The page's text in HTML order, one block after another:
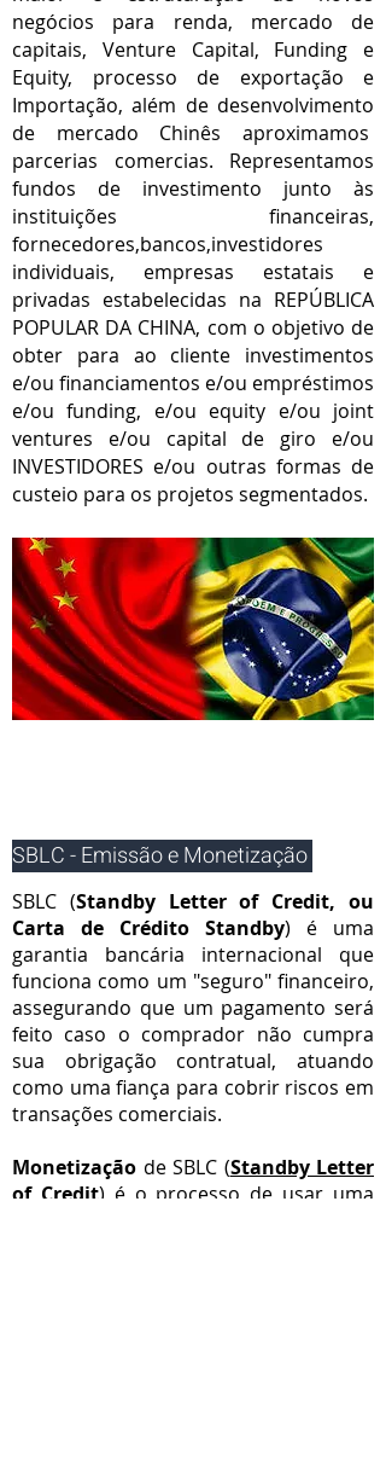
negócios para renda, mercado de
capitais, Venture Capital, Funding e
Equity, processo de exportação e
Importação, além de desenvolvimento
de mercado Chinês aproximamos
parcerias comercias. Representamos
fundos de investimento junto às
instituições financeiras,
fornecedores,bancos,investidores
individuais, empresas estatais e
privadas estabelecidas na REPÚBLICA
POPULAR DA CHINA, com o objetivo de
obter para ao cliente investimentos
e/ou financiamentos e/ou empréstimos
e/ou funding, e/ou equity e/ou joint
ventures e/ou capital de giro e/ou
INVESTIDORES e/ou outras formas de
custeio para os projetos segmentados.
SBLC - Emissão e Monetização
SBLC (Standby Letter of Credit, ou
Carta de Crédito Standby) é uma
garantia bancária internacional que
funciona como um "seguro" financeiro,
assegurando que um pagamento será
feito caso o comprador não cumpra
sua obrigação contratual, atuando
como uma fiança para cobrir riscos em
transações comerciais.
Monetização de SBLC (Standby Letter
of Credit) é o processo de usar uma